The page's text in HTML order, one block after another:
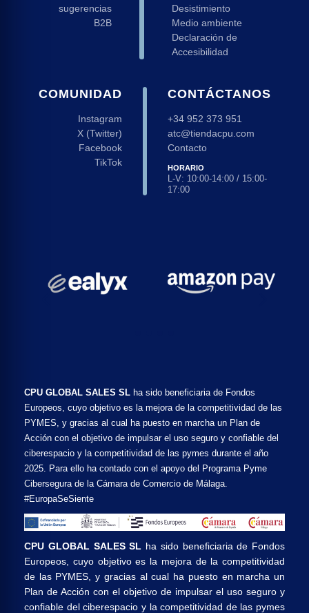
sugerencias
B2B
Desistimiento
Medio ambiente
Declaración de
Accesibilidad
COMUNIDAD
Instagram
X (Twitter)
Facebook
TikTok
CONTÁCTANOS
+34 952 373 951
atc@tiendacpu.com
Contacto
HORARIO
L-V: 10:00-14:00 / 15:00-
17:00
CPU GLOBAL SALES SL ha sido beneficiaria de Fondos
Europeos, cuyo objetivo es la mejora de la competitividad de las
PYMES, y gracias al cual ha puesto en marcha un Plan de
Acción con el objetivo de impulsar el uso seguro y confiable del
ciberespacio y la competitividad de las pymes durante el año
2025. Para ello ha contado con el apoyo del Programa Pyme
Cibersegura de la Cámara de Comercio de Málaga.
#EuropaSeSiente
CPU GLOBAL SALES SL ha sido beneficiaria de Fondos
Europeos, cuyo objetivo es la mejora de la competitividad
de las PYMES, y gracias al cual ha puesto en marcha un
Plan de Acción con el objetivo de impulsar el uso seguro y
confiable del ciberespacio y la competitividad de las pymes